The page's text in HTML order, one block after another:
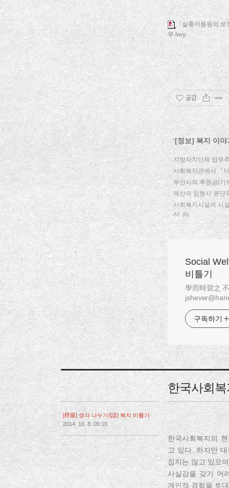
「실종아동등의 보
무.hwp
공감
' [정보] 복지 이야
지방자치단체 업무
사회복지관에서 「
부산시의 후원금(기
예산의 집행시 원단
사회복지시설의 시
서 (0)
Social
비틀기
學而時習之
구독하기
[楞嚴] 생각 나누기/[談] 복지 비틀기
2014. 10. 8. 09:10
,
한국사회
한국사회복지의
고 있다. 하지만
집지는 않고 있으
사실감을 갖기 어
개인적 경험을 토